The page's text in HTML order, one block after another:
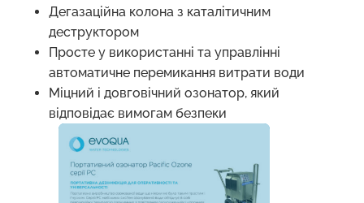
Дегазаційна колона з каталітичним
деструктором
Просте у використанні та управлінні
автоматичне перемикання витрати води
Міцний і довговічний озонатор, який
відповідає вимогам безпеки